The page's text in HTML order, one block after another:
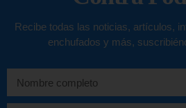
Recibe todas las noticias, artículos,
enchufados y más,